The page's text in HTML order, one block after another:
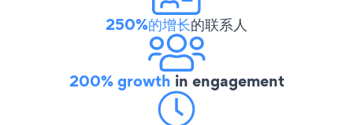
250%的增长的联系人
200% growth in engagement